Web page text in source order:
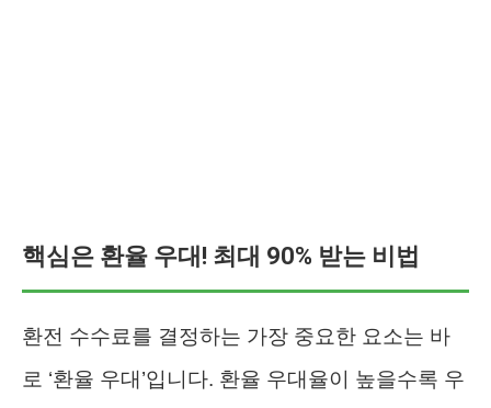
핵심은 환율 우대! 최대 90% 받는 비법
환전 수수료를 결정하는 가장 중요한 요소는 바
로 ‘환율 우대’입니다. 환율 우대율이 높을수록 우